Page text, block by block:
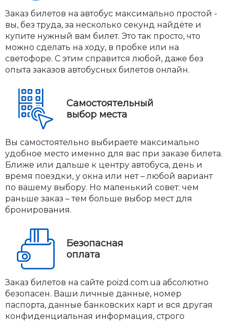
Заказ билетов на автобус максимально простой -
вы, без труда, за несколько секунд найдёте и
купите нужный вам билет. Это так просто, что
можно сделать на ходу, в пробке или на
светофоре. С этим справится любой, даже без
опыта заказов автобусных билетов онлайн.
Самостоятельный
выбор места
Вы самостоятельно выбираете максимально
удобное место именно для вас при заказе билета.
Ближе или дальше к центру автобуса, день и
время поездки, у окна или нет – любой вариант
по вашему выбору. Но маленький совет: чем
раньше заказ – тем больше выбор мест для
бронирования.
Безопасная
оплата
Заказ билетов на сайте poizd.com.ua абсолютно
безопасен. Ваши личные данные, номер
паспорта, данные банковских карт и вся другая
конфиденциальная информация, строго